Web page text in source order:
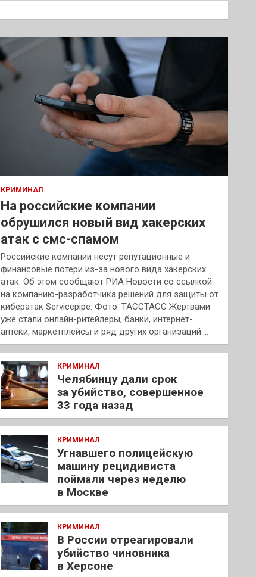
к
КРИМИНАЛ
На российские компании
обрушился новый вид хакерских
атак с смс-спамом
Российские компании несут репутационные и
финансовые потери из-за нового вида хакерских
атак. Об этом сообщают РИА Новости со ссылкой
на компанию-разработчика решений для защиты от
кибератак Servicepipe. Фото: ТАССТАСС Жертвами
уже стали онлайн-ритейлеры, банки, интернет-
аптеки, маркетплейсы и ряд других организаций.…
КРИМИНАЛ
Челябинцу дали срок
за убийство, совершенное
33 года назад
КРИМИНАЛ
Угнавшего полицейскую
машину рецидивиста
поймали через неделю
в Москве
КРИМИНАЛ
В России отреагировали
убийство чиновника
в Херсоне